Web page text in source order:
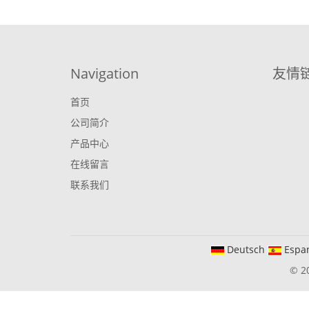
Navigation
首页
公司简介
产品中心
在线留言
联系我们
友情
Deutsch
©